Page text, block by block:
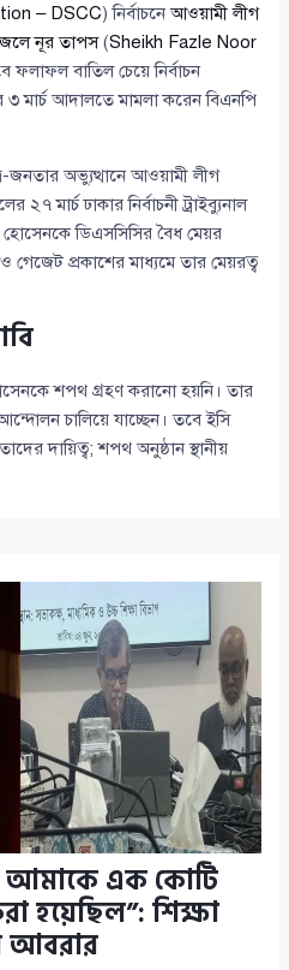
– DSCC) নির্বাচনেআওয়ামী লীগ
নূর তাপস(Sheikh Fazle Noor
ফলাফল বাতিল চেয়ে নির্বাচন
মার্চ আদালতে মামলা করেন বিএনপি
অভ্যুত্থানে আওয়ামী লীগ
মার্চ ঢাকার নির্বাচনী ট্রাইব্যুনাল
ডিএসসিসির বৈধ মেয়র
গেজেট প্রকাশের মাধ্যমে তার মেয়রত্ব
শপথ গ্রহণ করানো হয়নি। তার
চালিয়ে যাচ্ছেন। তবে ইসি
দায়িত্ব; শপথ অনুষ্ঠান স্থানীয়
আমাকে এক কোটি
হয়েছিল”: শিক্ষা
আবরার